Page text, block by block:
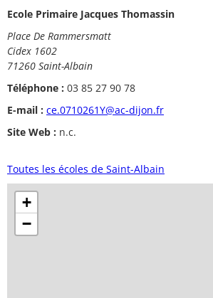
Ecole Primaire Jacques Thomassin
Place De Rammersmatt
Cidex 1602
71260 Saint-Albain
Téléphone : 03 85 27 90 78
E-mail : ce.0710261Y@ac-dijon.fr
Site Web : n.c.
Toutes les écoles de Saint-Albain
+
−